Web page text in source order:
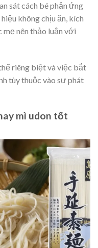
sát cách bé phản ứng
không chịu ăn, kích
mẹ nên thảo luận với
riêng biệt và việc bắt
tùy thuộc vào sự phát
mì udon tốt